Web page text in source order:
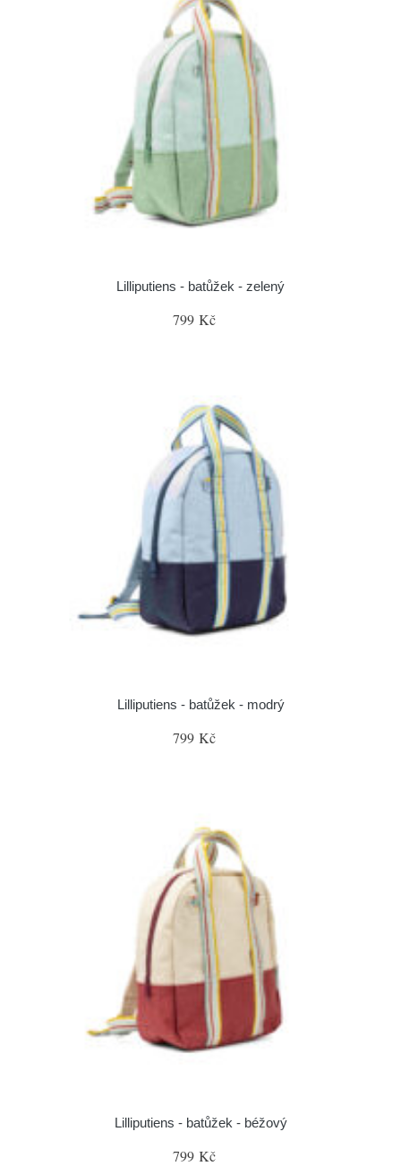
Lilliputiens - batůžek - zelený
799 Kč
Lilliputiens - batůžek - modrý
799 Kč
Lilliputiens - batůžek - béžový
799 Kč